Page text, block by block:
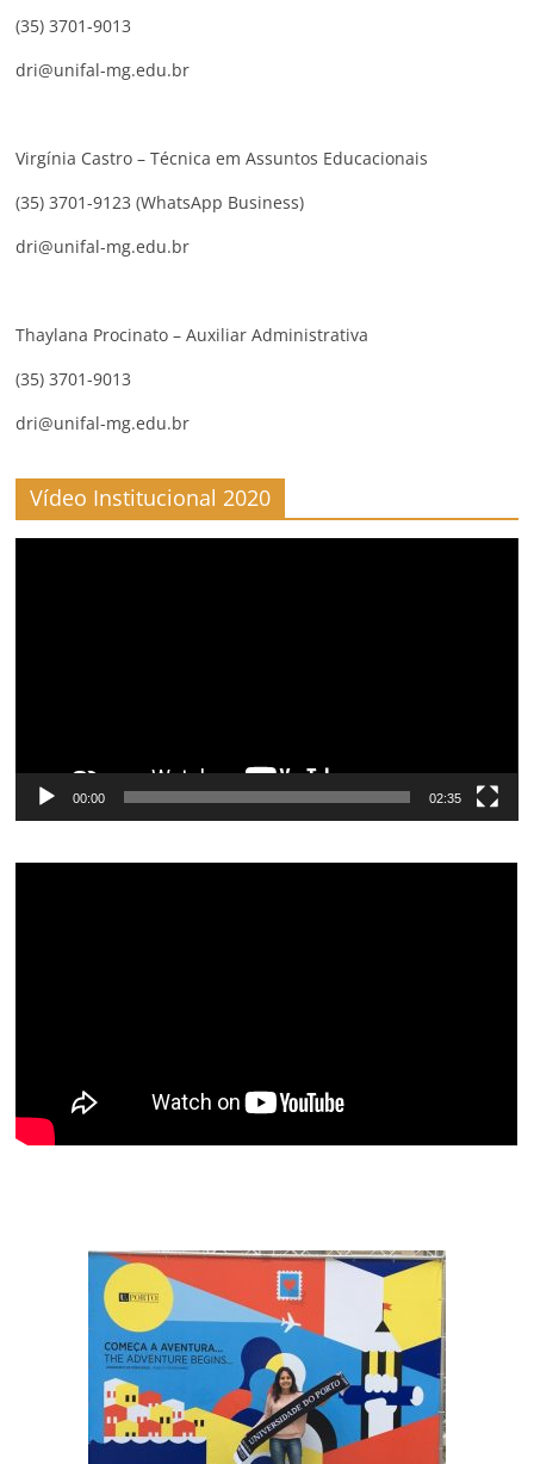
(35) 3701-9013
dri@unifal-mg.edu.br
Virgínia Castro – Técnica em Assuntos Educacionais
(35) 3701-9123 (WhatsApp Business)
dri@unifal-mg.edu.br
Thaylana Procinato – Auxiliar Administrativa
(35) 3701-9013
dri@unifal-mg.edu.br
Vídeo Institucional 2020
00:00 02:35